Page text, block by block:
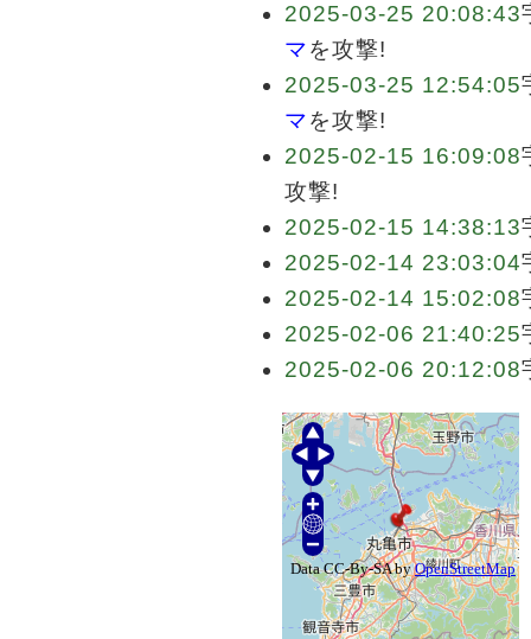
2025-03-25 20:08:43
マを攻撃!
2025-03-25 12:54:05
マを攻撃!
2025-02-15 16:09:08
攻撃!
2025-02-15 14:38:13
2025-02-14 23:03:04
2025-02-14 15:02:08
2025-02-06 21:40:25
2025-02-06 20:12:08